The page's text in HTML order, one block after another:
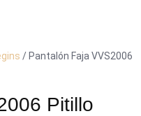
/ Pantalón Faja VVS2006
Pitillo